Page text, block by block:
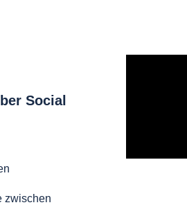
Social
zwischen